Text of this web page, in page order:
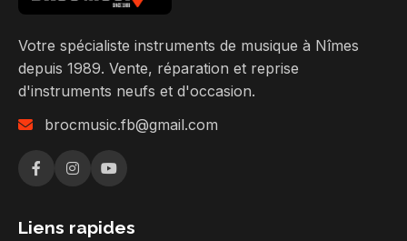
Votre spécialiste instruments de musique à Nîmes
depuis 1989. Vente, réparation et reprise
d'instruments neufs et d'occasion.
brocmusic.fb@gmail.com
Liens rapides